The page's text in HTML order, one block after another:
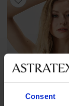
Consent